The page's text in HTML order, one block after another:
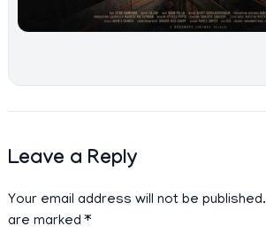
Leave a Reply
Your email address will not be published.
are marked*